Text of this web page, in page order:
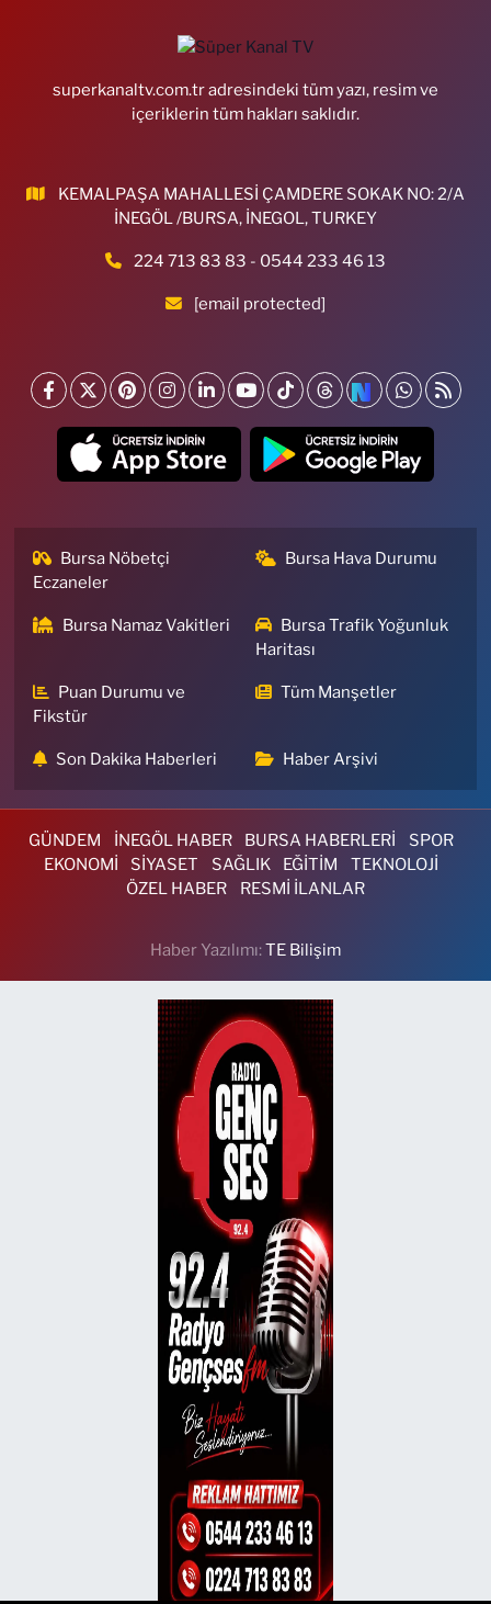
superkanaltv.com.tr adresindeki tüm yazı, resim ve
içeriklerin tüm hakları saklıdır.
KEMALPAŞA MAHALLESİ ÇAMDERE SOKAK NO: 2/A
İNEGÖL /BURSA, İNEGOL, TURKEY
224 713 83 83 - 0544 233 46 13
[email protected]
Bursa Nöbetçi
Eczaneler
Bursa Hava Durumu
Bursa Namaz Vakitleri
Bursa Trafik Yoğunluk
Haritası
Puan Durumu ve
Fikstür
Tüm Manşetler
Son Dakika Haberleri Haber Arşivi
GÜNDEM İNEGÖL HABER BURSA HABERLERİ
SPOR
EKONOMİ
SİYASET SAĞLIK EĞİTİM
TEKNOLOJİ
ÖZEL HABER
RESMİ İLANLAR
Haber Yazılımı:TE Bilişim